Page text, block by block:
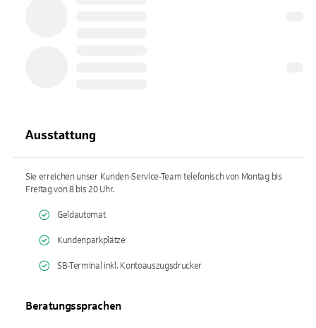
Ausstattung
Sie erreichen unser Kunden-Service-Team telefonisch von Montag bis
Freitag von 8 bis 20 Uhr.
Geldautomat
Kundenparkplätze
SB-Terminal inkl. Kontoauszugsdrucker
Beratungssprachen